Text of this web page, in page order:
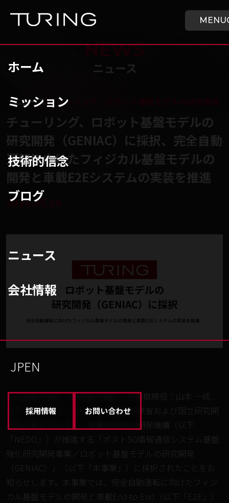
MENU
ホーム
ミッション
技術的信念
ブログ
ニュース
会社情報
EN
JP
採用情報 お問い合わせ
チューリング株式会社
/ニュース /チューリング、ロボット基盤モデルの研究開発
NEWS
ニュース
チューリング、ロボット基盤モデルの
研究開発（GENIAC）に採択、完全自動
運転に向けたフィジカル基盤モデルの
開発と車載E2Eシステムの実装を推進
2026.05.14
Turing株式会社（東京都大田区、代表取締役：山本 一成、
以下「チューリング」）は、経済産業省および国立研究開
発法人新エネルギー・産業技術総合開発機構（以下
「NEDO」）が推進する「ポスト5G情報通信システム基盤
強化研究開発事業／ロボット基盤モデルの研究開発
（GENIAC）」（以下「本事業」）に採択されたことをお
知らせします。本事業では、完全自動運転に向けたフィジ
カル基盤モデルの開発と車載End-to-End（以下「E2E」）